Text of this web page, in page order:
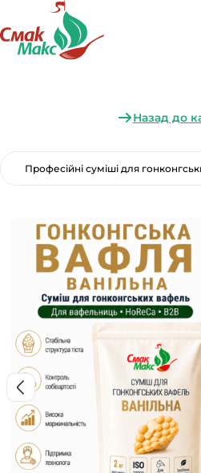
Назад до
Професійні суміші для